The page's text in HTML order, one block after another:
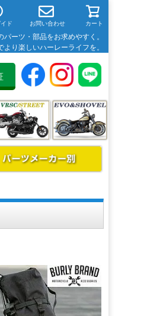
ド お問い合わせ カート
パーツ・部品をお求めやすく。
より楽しいハーレーライフを。